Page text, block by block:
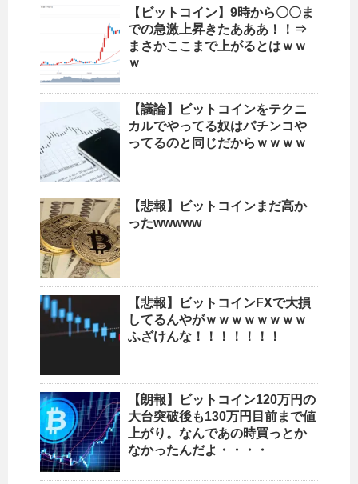
【ビットコイン】9時から〇〇ま
での急激上昇きたあああ！！⇒
まさかここまで上がるとはｗｗ
ｗ
【議論】ビットコインをテクニ
カルでやってる奴はパチンコや
ってるのと同じだからｗｗｗｗ
【悲報】ビットコインまだ高か
ったwwwww
【悲報】ビットコインFXで大損
してるんやがｗｗｗｗｗｗｗｗ
ふざけんな！！！！！！！
【朗報】ビットコイン120万円の
大台突破後も130万円目前まで値
上がり。なんであの時買っとか
なかったんだよ・・・・